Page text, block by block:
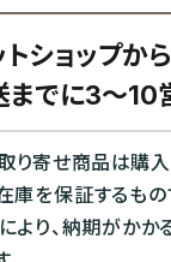
トショップか
までに3～10
り寄せ商品は購入
庫を保証するも
より、納期がか